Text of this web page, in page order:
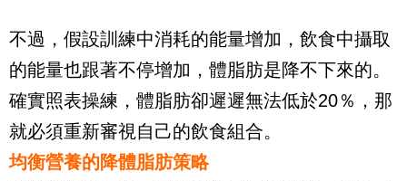
不過，假設訓練中消耗的能量增加，飲食中攝取
的能量也跟著不停增加，體脂肪是降不下來的。
確實照表操練，體脂肪卻遲遲無法低於20％，那
就必須重新審視自己的飲食組合。
均衡營養的降體脂肪策略